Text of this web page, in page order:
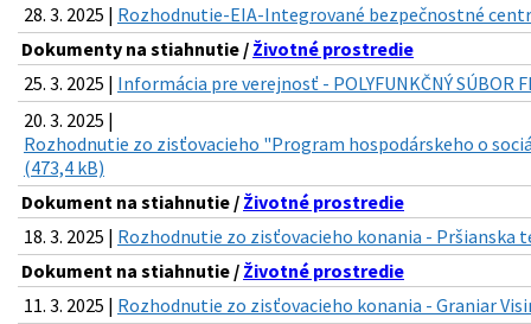
28. 3. 2025 | Rozhodnutie-EIA-Integrované bezpečnostné
Dokumenty na stiahnutie / Životné prostredie
25. 3. 2025 | Informácia pre verejnosť - POLYFUNKČNÝ SÚBOR
20. 3. 2025 |
Rozhodnutie zo zisťovacieho "Program hospodárskeho o
(473,4 kB)
Dokument na stiahnutie / Životné prostredie
18. 3. 2025 | Rozhodnutie zo zisťovacieho konania - Pršianska
Dokument na stiahnutie / Životné prostredie
11. 3. 2025 | Rozhodnutie zo zisťovacieho konania - Graniar